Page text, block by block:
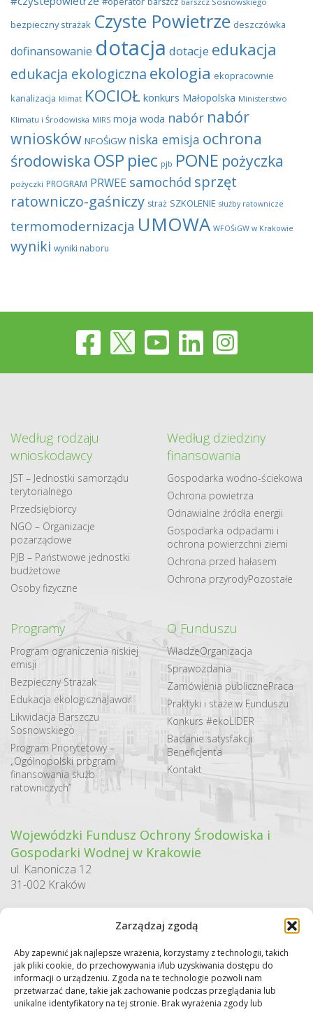
Zarządzaj zgodą
Aby zapewnić jak najlepsze wrażenia, korzystamy z technologii, takich
jak pliki cookie, do przechowywania i/lub uzyskiwania dostępu do
informacji o urządzeniu. Zgoda na te technologie pozwoli nam
przetwarzać dane, takie jak zachowanie podczas przeglądania lub
unikalne identyfikatory na tej stronie. Brak wyrażenia zgody lub
bezpieczny strażak Czyste Powietrze deszczówka
dofinansowanie dotacja dotacje edukacja
edukacja ekologiczna ekologia ekopracownie
kanalizacja klimat KOCIOŁ konkurs Małopolska Ministerstwo
Klimatu i Środowiska MIRS moja woda nabór nabór
wniosków NFOŚiGW niska emisja ochrona
środowiska OSP piec pjb PONE pożyczka
pożyczki PROGRAM PRWEE samochód sprzęt
ratowniczo-gaśniczy straż SZKOLENIE służby ratownicze
termomodernizacja UMOWA WFOŚiGW w Krakowie
wyniki wyniki naboru
Według rodzaju
wnioskodawcy
JST – Jednostki samorządu
terytorialnego
Przedsiębiorcy
NGO – Organizacje
pozarządowe
PJB – Państwowe jednostki
budżetowe
Osoby fizyczne
Według dziedziny
finansowania
Gospodarka​ wodno​-ściekowa
Ochrona powietrza
Odnawialne​ źródła​ energii
Gospodarka odpadami i
ochrona powierzchni ziemi
Ochrona przed hałasem
Ochrona przyrodyPozostałe
Programy
Program ograniczenia niskiej
emisji
Bezpieczny Strażak
Edukacja ekologicznaJawor
Likwidacja Barszczu
Sosnowskiego
Program Priorytetowy –
„Ogólnopolski program
finansowania służb
ratowniczych”
O Funduszu
WładzeOrganizacja
Sprawozdania
Zamówienia publicznePraca
Praktyki i staże w Funduszu
Konkurs #ekoLIDER
Badanie satysfakcji
Beneficjenta
Kontakt
Wojewódzki Fundusz Ochrony Środowiska i
Gospodarki Wodnej w Krakowie
ul. Kanonicza 12
31-002 Kraków
Sekretariat / Dziennik podawczy
tel.: 12 422 94 90
e-mail:biuro@wfos.krakow.pl